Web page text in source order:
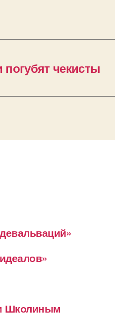
чекисты
Школиным